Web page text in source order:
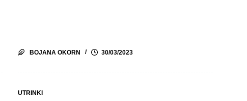
BOJANA OKORN 30/03/2023
UTRINKI